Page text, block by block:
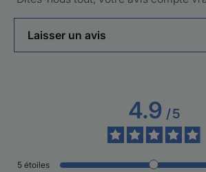
Laisser un avis
4.9/5
5 étoiles